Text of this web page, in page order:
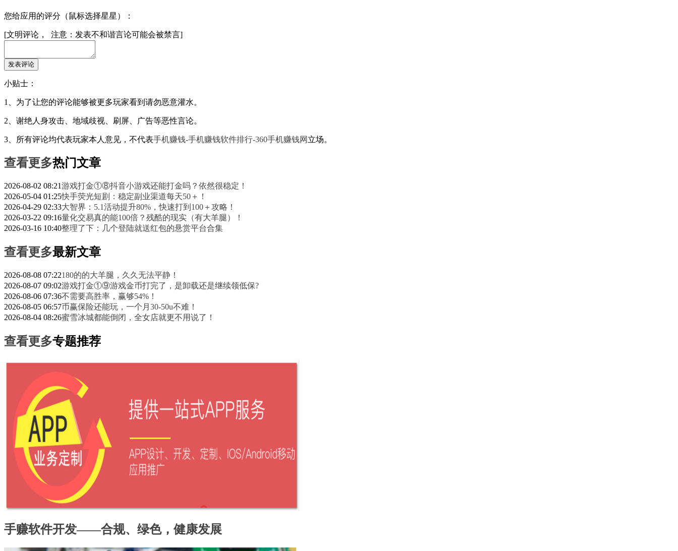
您给应用的评分（鼠标选择星星）：
[文明评论， 注意：发表不和谐言论可能会被禁言]
小贴士：
1、为了让您的评论能够被更多玩家看到请勿恶意灌水。
2、谢绝人身攻击、地域歧视、刷屏、广告等恶性言论。
3、所有评论均代表玩家本人意见，不代表手机赚钱-手机赚钱软件排行-360手机赚钱网 立场。
查看更多热门文章
2026-08-02 08:21游戏打金①⑧抖音小游戏还能打金吗？依然很稳定！
2026-05-04 01:25快手荧光短剧：稳定副业渠道每天50＋！
2026-04-29 02:33大智界：5.1活动提升80%，快速打到100＋攻略！
2026-03-22 09:16量化交易真的能100倍？残酷的现实（有大羊腿）！
2026-03-16 10:40整理了下：几个登陆就送红包的悬赏平台合集
查看更多最新文章
2026-08-08 07:22180的的大羊腿，久久无法平静！
2026-08-07 09:02游戏打金①⑨游戏金币打完了，是卸载还是继续领低保?
2026-08-06 07:36不需要高胜率，赢够54%！
2026-08-05 06:57币赢保险还能玩，一个月30-50u不难！
2026-08-04 08:26蜜雪冰城都能倒闭，全女店就更不用说了！
查看更多专题推荐
手赚软件开发——合规、绿色，健康发展